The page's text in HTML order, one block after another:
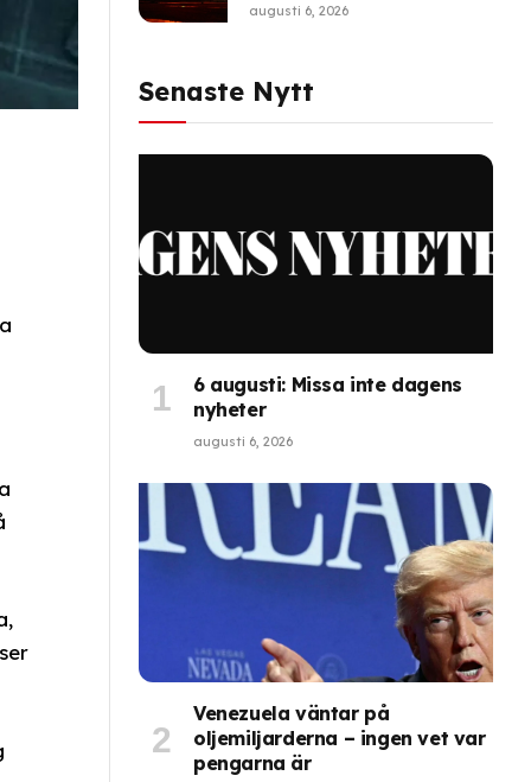
augusti 6, 2026
Senaste Nytt
6 augusti: Missa inte dagens
nyheter
augusti 6, 2026
Venezuela väntar på
oljemiljarderna – ingen vet var
pengarna är